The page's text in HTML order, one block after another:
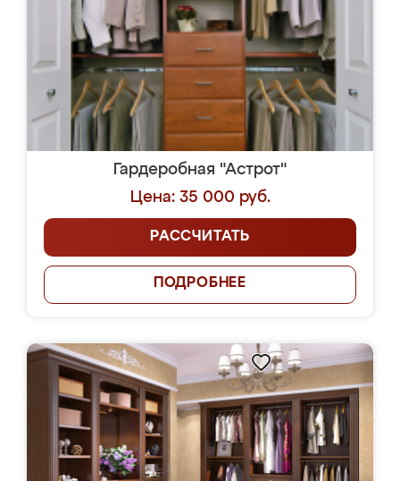
Гардеробная "Астрот"
Цена: 35 000 руб.
РАССЧИТАТЬ
ПОДРОБНЕЕ